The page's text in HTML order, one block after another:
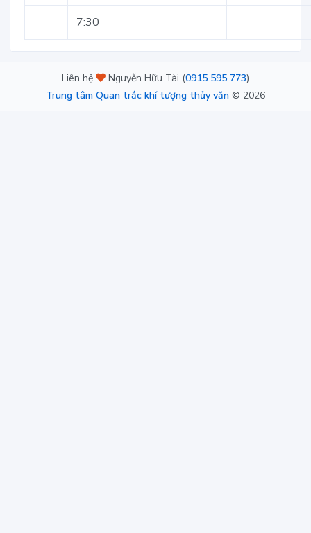
7:30
Liên hệ Nguyễn Hữu Tài (0915 595 773)
Trung tâm Quan trắc khí tượng thủy văn © 2026